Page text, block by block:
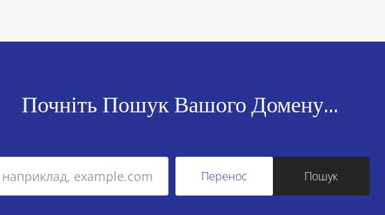
Почніть Пошук Вашого Домену...